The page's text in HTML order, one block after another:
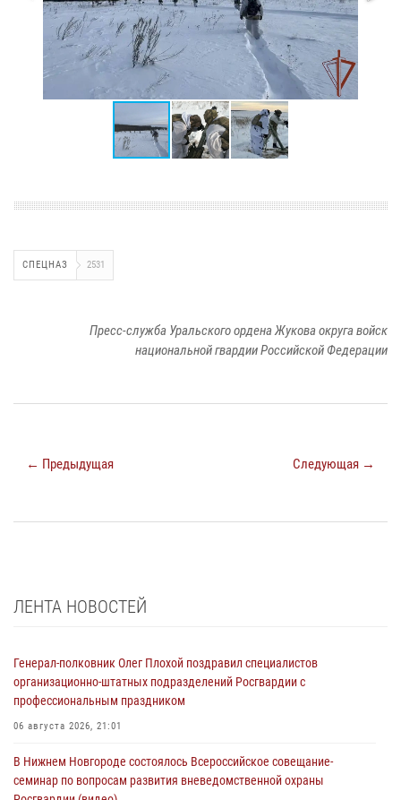
СПЕЦНАЗ 2531
Пресс-служба Уральского ордена Жукова округа войск
национальной гвардии Российской Федерации
← Предыдущая Следующая →
ЛЕНТА НОВОСТЕЙ
Генерал-полковник Олег Плохой поздравил специалистов
организационно-штатных подразделений Росгвардии с
профессиональным праздником
06 августа 2026, 21:01
В Нижнем Новгороде состоялось Всероссийское совещание-
семинар по вопросам развития вневедомственной охраны